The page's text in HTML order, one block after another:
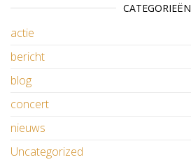
CATEGORIEËN
actie
bericht
blog
concert
nieuws
Uncategorized